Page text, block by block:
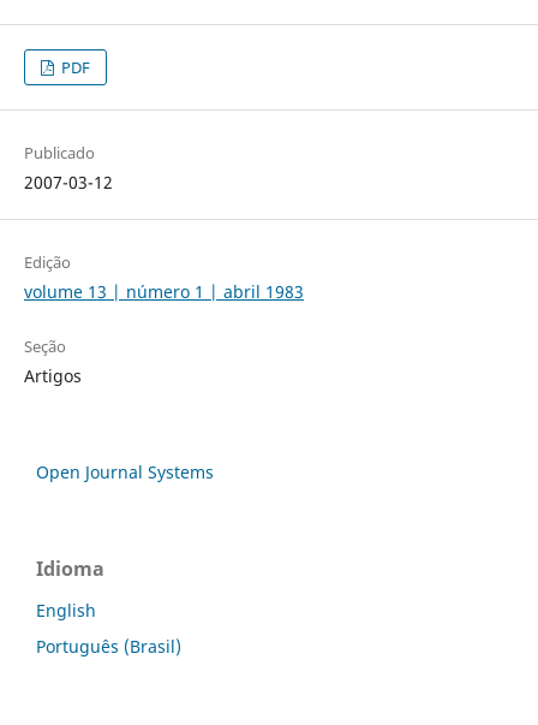
PDF
Publicado
2007-03-12
Edição
volume 13 | número 1 | abril 1983
Seção
Artigos
Open Journal Systems
Idioma
English
Português (Brasil)